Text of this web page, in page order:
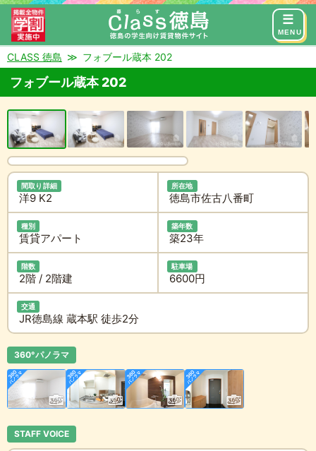
MENU
来店予約 お問い合わせ
CLASS 徳島 フォブール蔵本 202
フォブール蔵本 202
間取り詳細
洋9 K2
所在地
徳島市佐古八番町
種別
賃貸アパート
築年数
築23年
階数
2階 / 2階建
駐車場
6600円
交通
JR徳島線 蔵本駅 徒歩2分
360°パノラマ
STAFF VOICE